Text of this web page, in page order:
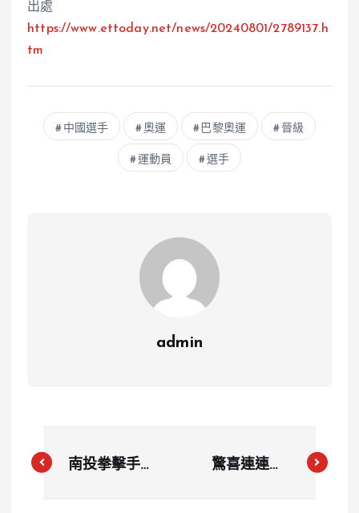
出處
https://www.ettoday.net/news/20240801/2789137.h
tm
中國選手 奧運 巴黎奧運 晉級
運動員 選手
admin
南投拳擊手甘
驚喜連連！